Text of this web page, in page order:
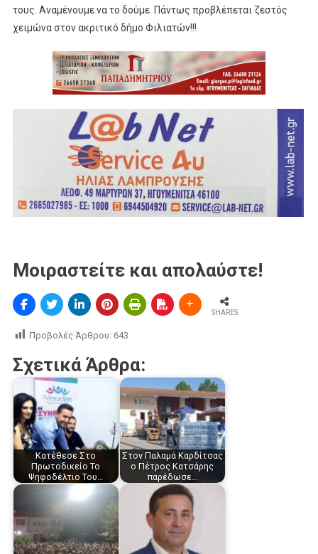
τους. Αναμένουμε να το δούμε. Πάντως προβλέπεται ζεστός
χειμώνα στον ακριτικό δήμο Φιλιατών!!!
Μοιραστείτε και απολαύστε!
SHARES
Προβολές Άρθρου: 643
Σχετικά Άρθρα:
Κατέθεσε Στο
Πρωτοδικείο Το
Ψηφοδέλτιο Του…
Στον Παλαμά Καρδίτσας
ο Πέτρος Κατσάρης
παρέδωσε…